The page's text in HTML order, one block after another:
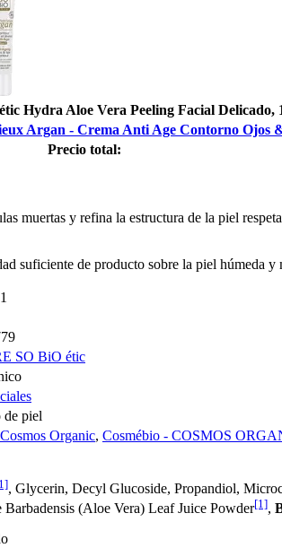
Hydra Aloe Vera Peeling Facial Delicado,
Argan - Crema Anti Age Contorno Ojos
Precio total:
muertas y refina la estructura de la piel
suficiente de producto sobre la piel húmeda
SO BiO étic
de piel
Organic, Cosmébio - COSMOS
, Glycerin, Decyl Glucoside, Propandiol,
(Aloe Vera) Leaf Juice Powder[1],